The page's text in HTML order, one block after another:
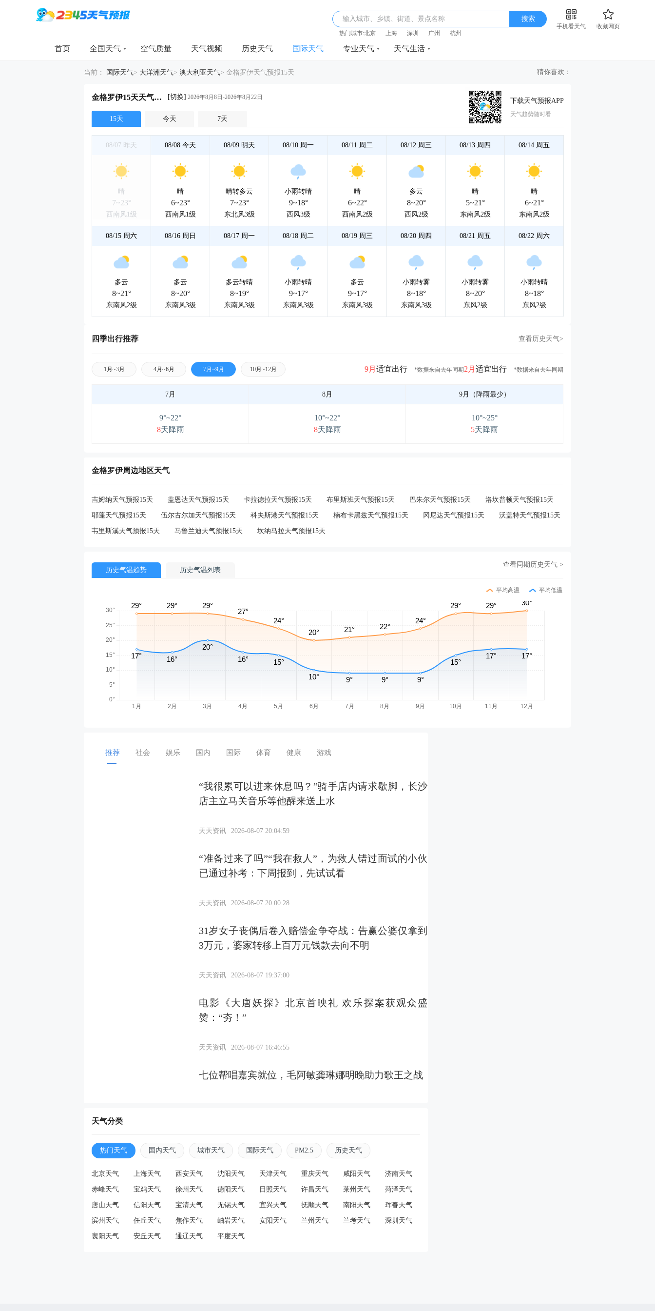
输入城市、乡镇、街道、景点名称 搜索
手机看天气
收藏网页
热门城市:北京 上海 深圳 广州 杭州
首页 全国天气 空气质量 天气视频 历史天气 国际天气 专业天气 天气生活
当前： 国际天气> 大洋洲天气> 澳大利亚天气> 金格罗伊天气预报15天 猜你喜欢：
金格罗伊15天天气详情 [切换] 2026年8月8日-2026年8月22日
15天 今天 7天
下载天气预报APP
天气趋势随时看
08/07 昨天
晴
7~23°
西南风1级
08/08 今天
晴
6~23°
西南风1级
08/09 明天
晴转多云
7~23°
东北风3级
08/10 周一
小雨转晴
9~18°
西风3级
08/11 周二
晴
6~22°
西南风2级
08/12 周三
多云
8~20°
西风2级
08/13 周四
晴
5~21°
东南风2级
08/14 周五
晴
6~21°
东南风2级
08/15 周六
多云
8~21°
东南风2级
08/16 周日
多云
8~20°
东南风3级
08/17 周一
多云转晴
8~19°
东南风3级
08/18 周二
小雨转晴
9~17°
东南风3级
08/19 周三
多云
9~17°
东南风3级
08/20 周四
小雨转雾
8~18°
东南风3级
08/21 周五
小雨转雾
8~20°
东风2级
08/22 周六
小雨转晴
8~18°
东风2级
四季出行推荐 查看历史天气>
1月~3月 4月~6月 7月~9月 10月~12月 2月 适宜出行 *数据来自去年同期
9月 适宜出行 *数据来自去年同期
7月 8月 9月（降雨最少）
9°~22°
8天降雨
10°~22°
8天降雨
10°~25°
5天降雨
金格罗伊周边地区天气
吉姆纳天气预报15天 盖恩达天气预报15天 卡拉德拉天气预报15天 布里斯班天气预报15天 巴朱尔天气预报15天 洛坎普顿天气预报15天
耶蓬天气预报15天 伍尔古尔加天气预报15天 科夫斯港天气预报15天 楠布卡黑兹天气预报15天 冈尼达天气预报15天 沃盖特天气预报15天
韦里斯溪天气预报15天 马鲁兰迪天气预报15天 坎纳马拉天气预报15天
历史气温趋势 历史气温列表
查看同期历史天气 >
平均高温 平均低温
推荐 社会 娱乐 国内 国际 体育 健康 游戏
“我很累可以进来休息吗？”骑手店内请求歇脚，长沙
店主立马关音乐等他醒来送上水
天天资讯 2026-08-07 20:04:59
“准备过来了吗”“我在救人”，为救人错过面试的小伙
已通过补考：下周报到，先试试看
天天资讯 2026-08-07 20:00:28
31岁女子丧偶后卷入赔偿金争夺战：告赢公婆仅拿到
3万元，婆家转移上百万元钱款去向不明
天天资讯 2026-08-07 19:37:00
电影《大唐妖探》北京首映礼 欢乐探案获观众盛
赞：“夯！”
天天资讯 2026-08-07 16:46:55
七位帮唱嘉宾就位，毛阿敏龚琳娜明晚助力歌王之战
荷兰弟、赞达亚举办婚宴庆祝结婚，两人最新街拍都
天天资讯 2026-08-07 16:42:51
男子结账时将钱丢地上，店员找零同样方式回敬，店
主再发声
天气分类
热门天气 国内天气 城市天气 国际天气 PM2.5 历史天气
北京天气 上海天气 西安天气 沈阳天气 天津天气 重庆天气 咸阳天气 济南天气
赤峰天气 宝鸡天气 徐州天气 德阳天气 日照天气 许昌天气 莱州天气 菏泽天气
唐山天气 信阳天气 宝清天气 无锡天气 宜兴天气 抚顺天气 南阳天气 珲春天气
滨州天气 任丘天气 焦作天气 岫岩天气 安阳天气 兰州天气 兰考天气 深圳天气
襄阳天气 安丘天气 通辽天气 平度天气